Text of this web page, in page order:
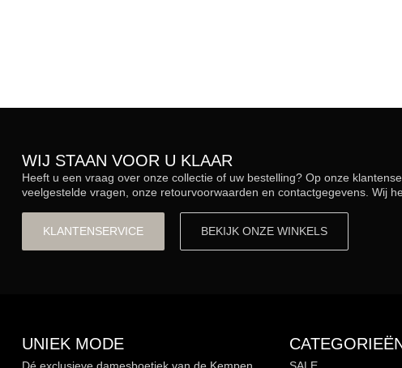
WIJ STAAN VOOR U KLAAR
Heeft u een vraag over onze collectie of uw bestelling? Op onze
veelgestelde vragen, onze retourvoorwaarden en contactgegevens. Wij
KLANTENSERVICE BEKIJK ONZE WINKELS
UNIEK MODE